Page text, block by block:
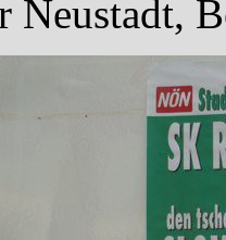
Neustadt,